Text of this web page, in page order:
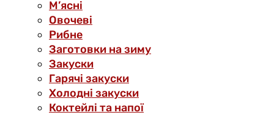
М’ясні
Овочеві
Рибне
Заготовки на зиму
Закуски
Гарячі закуски
Холодні закуски
Коктейлі та напої